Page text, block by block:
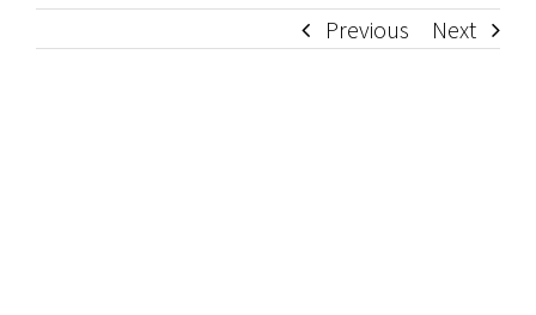
Previous Next